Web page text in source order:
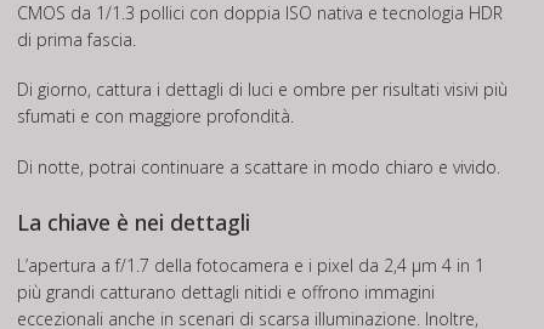
CMOS da 1/1.3 pollici con doppia ISO nativa e tecnologia HDR
di prima fascia.
Di giorno, cattura i dettagli di luci e ombre per risultati visivi più
sfumati e con maggiore profondità.
Di notte, potrai continuare a scattare in modo chiaro e vivido.
La chiave è nei dettagli
L’apertura a f/1.7 della fotocamera e i pixel da 2,4 μm 4 in 1
più grandi catturano dettagli nitidi e offrono immagini
eccezionali anche in scenari di scarsa illuminazione. Inoltre,